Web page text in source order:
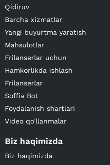
Qidiruv
Barcha xizmatlar
Yangi buyurtma yaratish
Mahsulotlar
Frilanserlar uchun
Hamkorlikda ishlash
Frilanserlar
Soffia Bot
Foydalanish shartlari
Video qo'llanmalar
Biz haqimizda
Biz haqimizda